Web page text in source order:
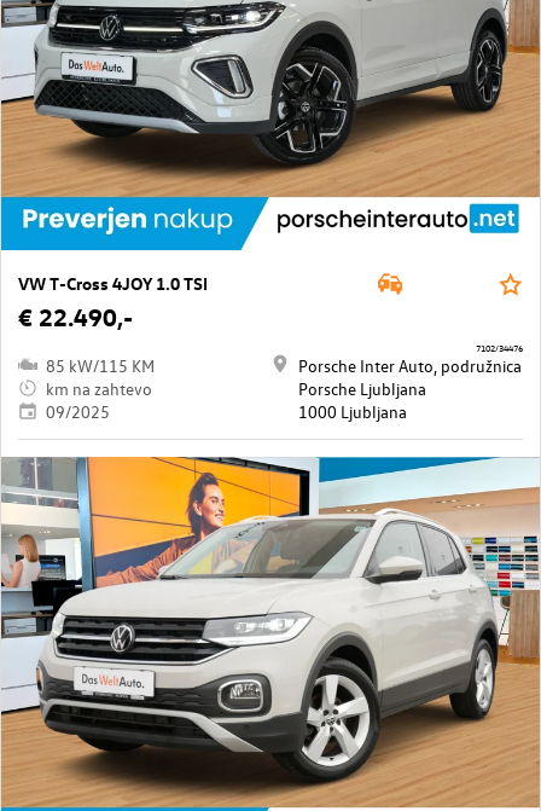
VW T-Cross 4JOY 1.0 TSI
€ 22.490,-
85 kW/115 KM
km na zahtevo
09/2025
Porsche Inter Auto, podružnica
Porsche Ljubljana
1000 Ljubljana
7102/34476